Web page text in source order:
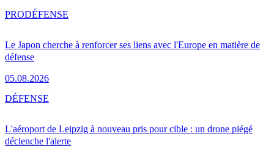
Le Japon cherche à renforcer ses liens avec l'Europe en matière de
défense
05.08.2026
PRODÉFENSE
L'aéroport de Leipzig à nouveau pris pour cible : un drone piégé
déclenche l'alerte
DÉFENSE